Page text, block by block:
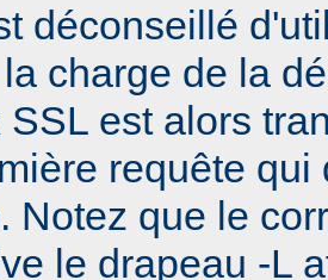
déconseillé
charge de la
SSL est alors
requête
Notez que le
le drapeau -L